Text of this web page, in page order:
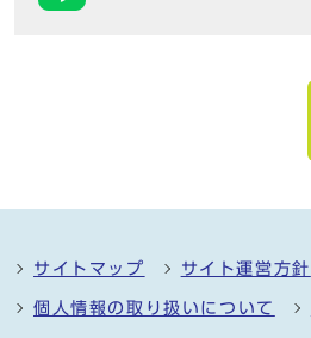
サイトマップ サイト運営方針
個人情報の取り扱いについて